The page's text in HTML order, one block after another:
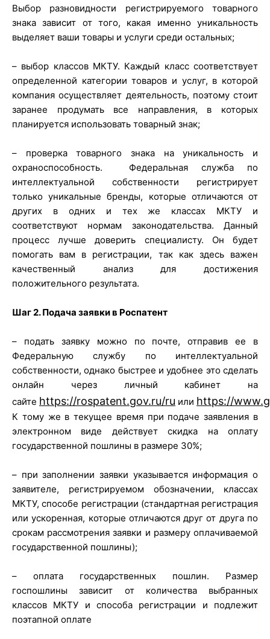
Выбор разновидности регистрируемого товарного
знака зависит от того, какая именно уникальность
выделяет ваши товары и услуги среди остальных;
– выбор классов МКТУ. Каждый класс соответствует
определенной категории товаров и услуг, в которой
компания осуществляет деятельность, поэтому стоит
заранее продумать все направления, в которых
планируется использовать товарный знак;
– проверка товарного знака на уникальность и
охраноспособность. Федеральная служба по
интеллектуальной собственности регистрирует
только уникальные бренды, которые отличаются от
других в одних и тех же классах МКТУ и
соответствуют нормам законодательства. Данный
процесс лучше доверить специалисту. Он будет
помогать вам в регистрации, так как здесь важен
качественный анализ для достижения
положительного результата.
Шаг 2. Подача заявки в Роспатент
– подать заявку можно по почте, отправив ее в
Федеральную службу по интеллектуальной
собственности, однако быстрее и удобнее это сделать
онлайн через личный кабинет на
сайте https://rospatent.gov.ru/ru или https://
К тому же в текущее время при подаче заявления в
электронном виде действует скидка на оплату
государственной пошлины в размере 30%;
– при заполнении заявки указывается информация о
заявителе, регистрируемом обозначении, классах
МКТУ, способе регистрации (стандартная регистрация
или ускоренная, которые отличаются друг от друга по
срокам рассмотрения заявки и размеру оплачиваемой
государственной пошлины);
– оплата государственных пошлин. Размер
госпошлины зависит от количества выбранных
классов МКТУ и способа регистрации и подлежит
поэтапной оплате